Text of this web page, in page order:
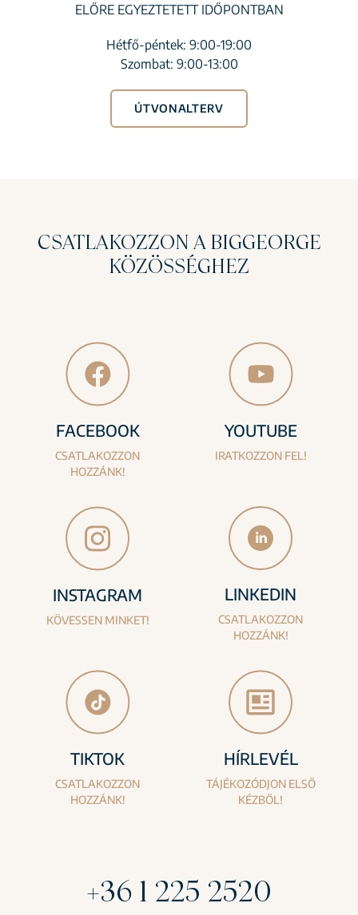
ELŐRE EGYEZTETETT IDŐPONTBAN
Hétfő-péntek: 9:00-19:00
Szombat: 9:00-13:00
ÚTVONALTERV
CSATLAKOZZON A BIGGEORGE
KÖZÖSSÉGHEZ
FACEBOOK
CSATLAKOZZON
HOZZÁNK!
YOUTUBE
IRATKOZZON FEL!
INSTAGRAM
KÖVESSEN MINKET!
LINKEDIN
CSATLAKOZZON
HOZZÁNK!
TIKTOK
CSATLAKOZZON
HOZZÁNK!
HÍRLEVÉL
TÁJÉKOZÓDJON ELSŐ
KÉZBŐL!
+36 1 225 2520